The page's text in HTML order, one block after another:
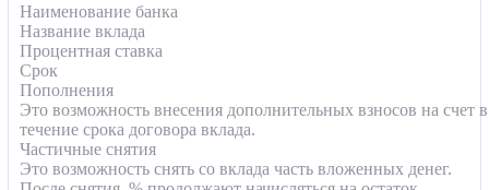
Наименование банка
Название вклада
Процентная ставка
Срок
Пополнения
Это возможность внесения дополнительных взносов на счет в
течение срока договора вклада.
Частичные снятия
Это возможность снять со вклада часть вложенных денег.